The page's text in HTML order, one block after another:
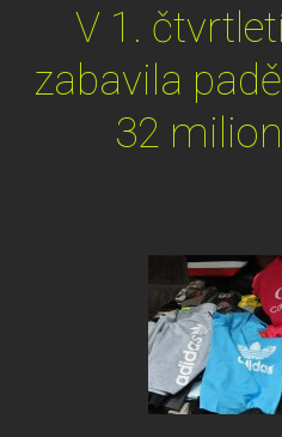
V 1.
zabavila
32